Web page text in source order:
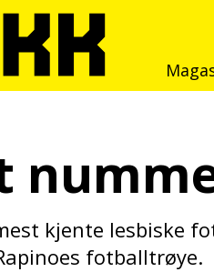
kjente lesbiske
fotballtrøye.